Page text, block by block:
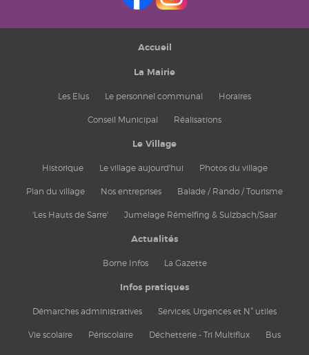
Accueil
La Mairie
Les Elus Le personnel communal Horaires
Conseil Municipal Réalisations
Le Village
Historique Le village aujourd'hui Photos du village
Plan du village Nos entreprises Balade / Rando / Tourisme
'Les Hauts de Sarre' Jumelage Rémelfing & Sulzbach/Saar
Actualités
Borne Infos La Gazette
Infos pratiques
Démarches administratives Services, Urgences et N° utiles
Vie scolaire Périscolaire Déchetterie - Tri Multiflux Bus